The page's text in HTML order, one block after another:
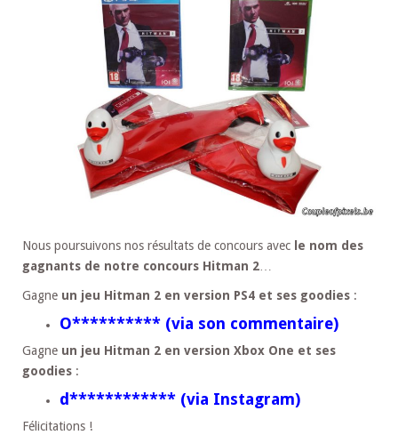
Nous poursuivons nos résultats de concours avec le nom des
gagnants de notre concours Hitman 2…
Gagne un jeu Hitman 2 en version PS4 et ses goodies :
O********** (via son commentaire)
Gagne un jeu Hitman 2 en version Xbox One et ses
goodies :
d************ (via Instagram)
Félicitations !